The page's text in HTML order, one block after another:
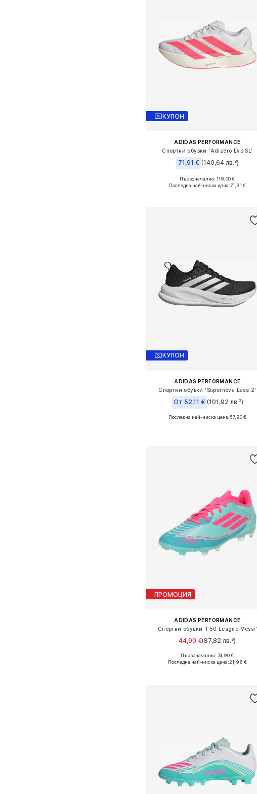
КУПОН
ADIDAS PERFORMANCE
Спортни обувки 'Adizero Evo SL'
71,91 € (140,64 лв.³)
Налични размери: 22, 23,5, 35,5
Първоначално: 119,00 €
Последна най-ниска цена:71,91 €
КУПОН
ADIDAS PERFORMANCE
Спортни обувки 'Supernova Ease 2'
От 52,11 € (101,92 лв.³)
Предлага се в много размери
Последна най-ниска цена:57,90 €
ПРОМОЦИЯ
ADIDAS PERFORMANCE
Спортни обувки 'F50 League Messi'
44,90 €(87,82 лв.³)
Налични размери: 22
Първоначално: 74,90 €
Последна най-ниска цена:21,96 €